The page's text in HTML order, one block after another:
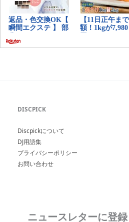
DISCPICK
Discpickについて
DJ用語集
プライバシーポリシー
お問い合わせ
ニュースレターに登録